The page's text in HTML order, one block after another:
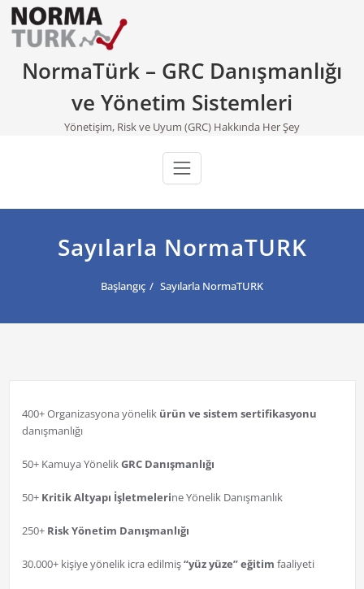
Skip
content
NormaTürk – GRC Danışmanlığı
ve Yönetim Sistemleri
Yönetişim, Risk ve Uyum (GRC) Hakkında Her Şey
Sayılarla NormaTURK
Başlangıç Sayılarla NormaTURK
400+ Organizasyona yönelik ürün ve sistem sertifikasyonu
danışmanlığı
50+ Kamuya YönelikGRC Danışmanlığı
50+ Kritik Altyapı İşletmelerine Yönelik Danışmanlık
250+ Risk Yönetim Danışmanlığı
30.000+ kişiye yönelik icra edilmiş“yüz yüze” eğitim faaliyeti